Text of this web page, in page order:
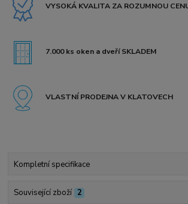
VYSOKÁ KVALITA ZA ROZUMNOU
7.000 ks oken a dveří SKLADEM
VLASTNÍ PRODEJNA V KLATOVECH
Kompletní specifikace
Související zboží 2